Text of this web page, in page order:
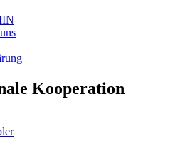
Kooperation